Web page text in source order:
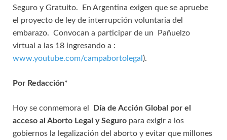
Seguro y Gratuito. En Argentina exigen que se apruebe
el proyecto de ley de interrupción voluntaria del
embarazo. Convocan a participar de un Pañuelzo
virtual a las 18 ingresando a :
www.youtube.com/campabortolegal ).
Por Redacción*
Hoy se conmemora el
Día de Acción Global por el
acceso al Aborto Legal y Seguro para exigir a los
gobiernos la legalización del aborto y evitar que millones